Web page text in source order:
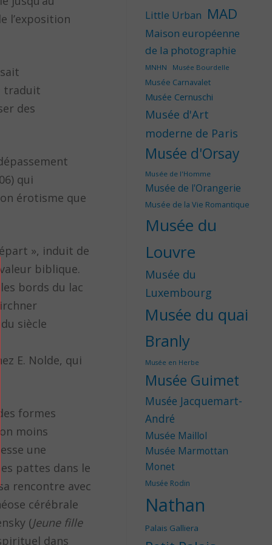
l’exposition
traduit
des
qui
érotisme que
», induit de
valeur biblique.
bords du lac
siècle
E. Nolde, qui
formes
moins
une
pattes dans le
rencontre avec
cérébrale
(Jeune fille
dans
Little Urban MAD
Maison européenne
de la photographie
MNHN Musée Bourdelle
Musée Carnavalet
Musée Cernuschi
Musée d'Art
moderne de Paris
Musée d'Orsay
Musée de l'Homme
Musée de l'Orangerie
Musée de la Vie Romantique
Musée du
Louvre
Musée du
Luxembourg
Musée du quai
Branly
Musée en Herbe
Musée Guimet
Musée Jacquemart-
André
Musée Maillol
Musée Marmottan
Monet
Musée Rodin
Nathan
Palais Galliera